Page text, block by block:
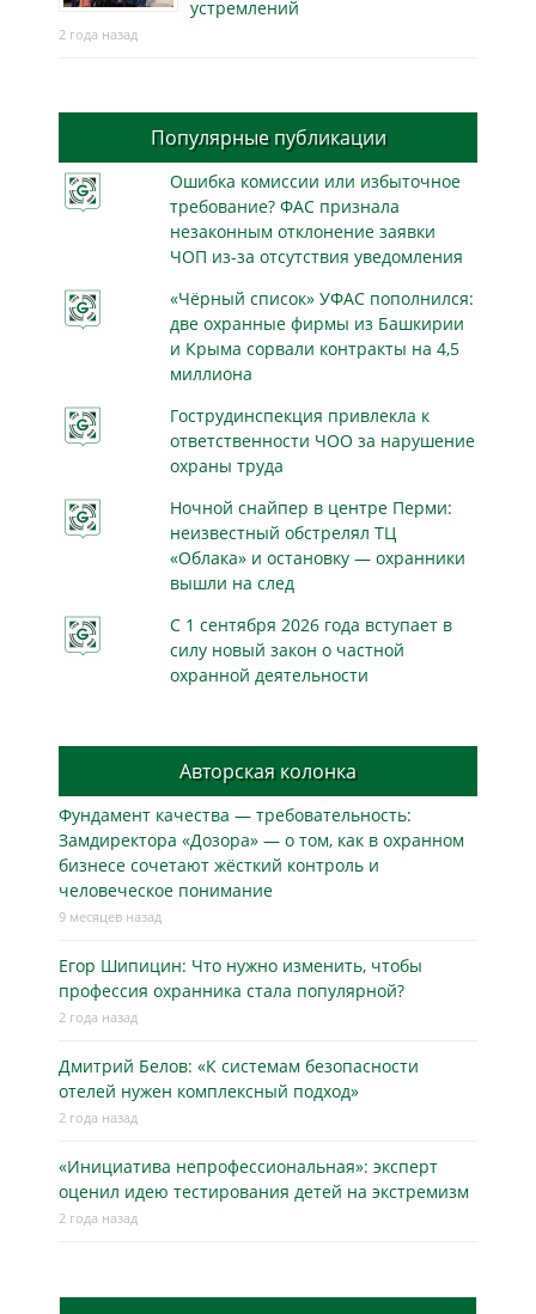
устремлений
2 года назад
Популярные публикации
Ошибка комиссии или избыточное
требование? ФАС признала
незаконным отклонение заявки
ЧОП из-за отсутствия уведомления
«Чёрный список» УФАС пополнился:
две охранные фирмы из Башкирии
и Крыма сорвали контракты на 4,5
миллиона
Гострудинспекция привлекла к
ответственности ЧОО за нарушение
охраны труда
Ночной снайпер в центре Перми:
неизвестный обстрелял ТЦ
«Облака» и остановку — охранники
вышли на след
С 1 сентября 2026 года вступает в
силу новый закон о частной
охранной деятельности
Авторская колонка
Фундамент качества — требовательность:
Замдиректора «Дозора» — о том, как в охранном
бизнесe сочетают жёсткий контроль и
человеческое понимание
9 месяцев назад
Егор Шипицин: Что нужно изменить, чтобы
профессия охранника стала популярной?
2 года назад
Дмитрий Белов: «К системам безопасности
отелей нужен комплексный подход»
2 года назад
«Инициатива непрофессиональная»: эксперт
оценил идею тестирования детей на экстремизм
2 года назад